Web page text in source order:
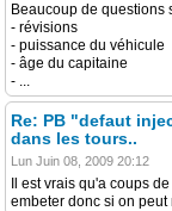
Beaucoup de questions
- révisions
- puissance du véhicule
- âge du capitaine
- ...
Re: PB "defaut
dans les tours..
Lun Juin 08, 2009 20:12
Il est vrais qu'a coups
embeter donc si on